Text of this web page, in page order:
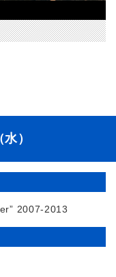
）
2007-2013